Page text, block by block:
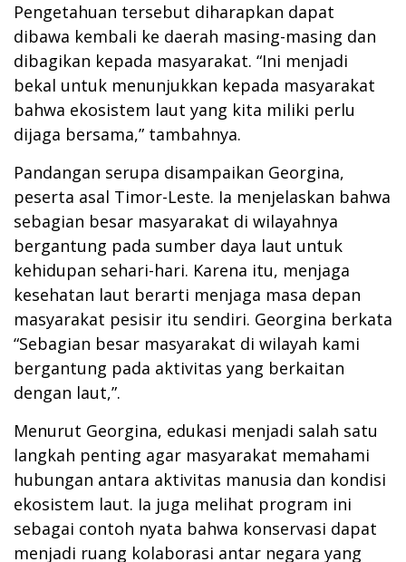
Pengetahuan tersebut diharapkan dapat
dibawa kembali ke daerah masing-masing dan
dibagikan kepada masyarakat. “Ini menjadi
bekal untuk menunjukkan kepada masyarakat
bahwa ekosistem laut yang kita miliki perlu
dijaga bersama,” tambahnya.
Pandangan serupa disampaikan Georgina,
peserta asal Timor-Leste. Ia menjelaskan bahwa
sebagian besar masyarakat di wilayahnya
bergantung pada sumber daya laut untuk
kehidupan sehari-hari. Karena itu, menjaga
kesehatan laut berarti menjaga masa depan
masyarakat pesisir itu sendiri. Georgina berkata
“Sebagian besar masyarakat di wilayah kami
bergantung pada aktivitas yang berkaitan
dengan laut,”.
Menurut Georgina, edukasi menjadi salah satu
langkah penting agar masyarakat memahami
hubungan antara aktivitas manusia dan kondisi
ekosistem laut. Ia juga melihat program ini
sebagai contoh nyata bahwa konservasi dapat
menjadi ruang kolaborasi antar negara yang